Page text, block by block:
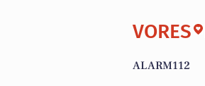
VORES
ALARM112